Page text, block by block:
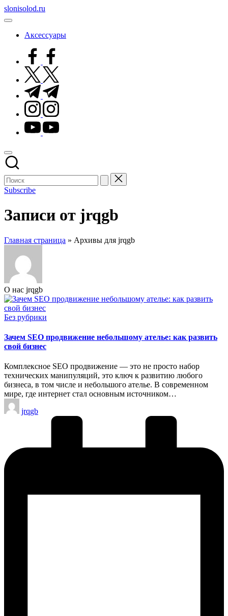
Перейти
к
slonisolod.ru
Аксессуары
facebook.com
twitter.com
t.me
instagram.com
youtube.com
Subscribe
Записи от jrqgb
Главная страница » Архивы для jrqgb
О нас jrqgb
Опубликовано
Без рубрики
Зачем SEO продвижение небольшому ателье: как развить
свой бизнес
Комплексное SEO продвижение — это не просто набор
технических манипуляций, это ключ к развитию любого
бизнеса, в том числе и небольшого ателье. В современном
мире, где интернет стал основным источником…
Запись
от
jrqgb